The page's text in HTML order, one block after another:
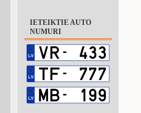
IETEIKTIE AUTO
NUMURI